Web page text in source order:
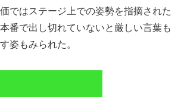
ではステージ上での姿勢を指摘された
番で出し切れていないと厳しい言葉も
姿もみられた。